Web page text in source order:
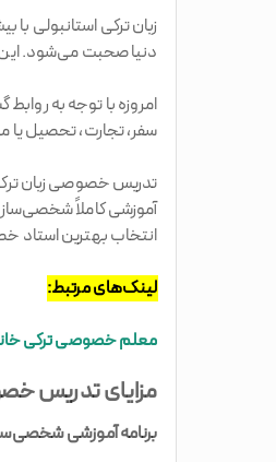
دنیا صحبت می‌شود.
امروزه با توجه به
سفر، تجارت، تحصیل یا
تدریس خصوصی زبان
آموزشی کاملاً
انتخاب بهترین استاد
لینک‌های مرتبط:
معلم خصوصی ترکی
مزایای تدریس
برنامه آموزشی